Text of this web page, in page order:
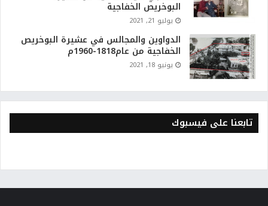
البوخريص الخفاجية
يوليو 21, 2021
الدواوين والمجالس في عشيرة البوخريص
الخفاجية من عام1818-1960م
يونيو 18, 2021
تابعنا على فيسبوك